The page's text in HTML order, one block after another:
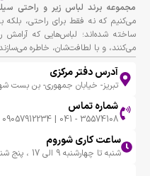
مجموعه برند لباس زير و راحتى
می‌کنیم که نه فقط برای راحتی،
ساخته شده‌اند؛ لباس‌هایی که آرامش
می‌کنند، و با لطافت‌شان، خاطره
آدرس دفتر مرکزی
تبریز- خیابان جمهوری- بن بست
شماره تماس
35574108 - 041 | 09057912234
ساعت کاری شوروم
شنبه تا چهارشنبه 9 الی 17 ، پنج شنبه 9 الی 14